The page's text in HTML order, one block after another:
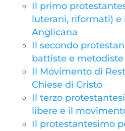
Il primo
luterani, riformati) e
Anglicana
Il secondo
battiste e metodiste
Il Movimento di
Chiese di Cristo
Il terzo
libere e il
Il protestantesimo